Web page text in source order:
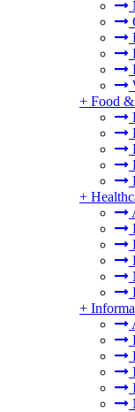
+ Food
+
+